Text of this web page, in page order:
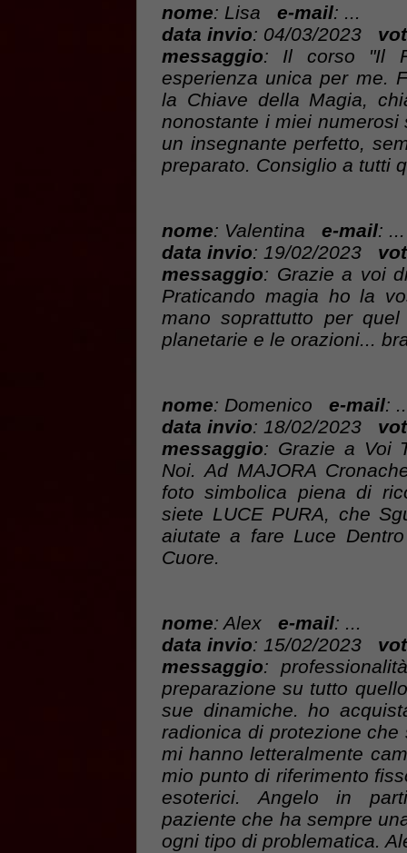
nome: Lisa e-mail: ...
data invio: 04/03/2023
messaggio: Il corso "Il
esperienza unica per me.
la Chiave della Magia,
nonostante i miei
un insegnante perfetto,
preparato. Consiglio a tutti
nome: Valentina e-mail: ...
data invio: 19/02/2023
messaggio: Grazie a voi
Praticando magia ho la
mano soprattutto per
planetarie e le orazioni...
nome: Domenico e-mail:
data invio: 18/02/2023
messaggio: Grazie a Voi
Noi. Ad MAJORA
foto simbolica piena di
siete LUCE PURA, che
aiutate a fare Luce
Cuore.
nome: Alex e-mail: ...
data invio: 15/02/2023
messaggio:
preparazione su tutto
sue dinamiche. ho
radionica di protezione
mi hanno letteralmente
mio punto di riferimento
esoterici. Angelo in
paziente che ha sempre
ogni tipo di problematica.